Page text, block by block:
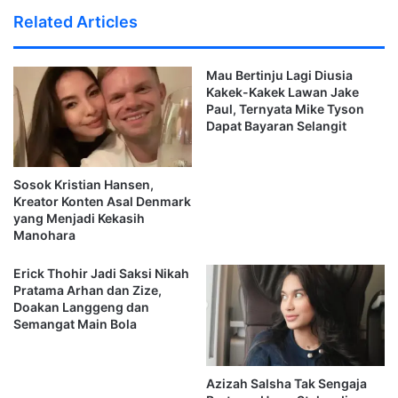
menjadi pelajaran bagi siapa pun yang membuat atau
jelas.
Ingin Beri Efek Jera
Tim kuasa hukum menegaskan bahwa keputusan untuk
melanjutkan proses hukum bukan tanpa alasan.
Azizah ingin memberikan efek jera kepada pihak-pihak
Anandya menilai konten yang di buat oleh Bigmo dan
Resbob telah mencemarkan nama baik kliennya.
Konten tersebut juga memicu berbagai spekulasi yang
berdampak luas di ruang publik.
Tapi
Perlindungan
Related Articles
Sosok Kristian Hansen,
Kreator Konten Asal Denmark
yang Menjadi Kekasih
Manohara
Mau Bertinju Lagi Diusia
Kakek-Kakek Lawan Jake
Paul, Ternyata Mike Tyson
Dapat Bayaran Selangit
Erick Thohir Jadi Saksi Nikah
Pratama Arhan dan Zize,
Doakan Langgeng dan
Semangat Main Bola
Azizah Salsha Tak Sengaja